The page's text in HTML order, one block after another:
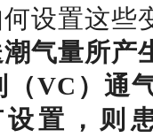
设置这些
气量所产
VC）通
置，则